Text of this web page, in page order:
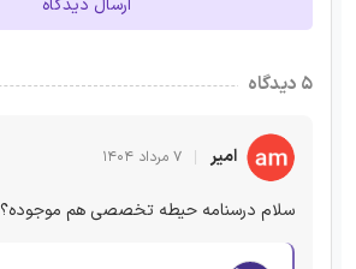
ارسال دیدگاه
۵ دیدگاه
امیر ۷ مرداد ۱۴۰۴
سلام درسنامه حیطه تخصصی هم موجوده؟